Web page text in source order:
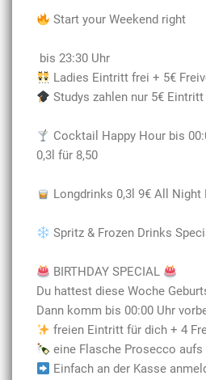
Start your Weekend right
bis 23:30 Uhr
Ladies Eintritt frei + 5€
Studys zahlen nur 5€ Eintritt
Cocktail Happy Hour bis
0,3l für 8,50
Longdrinks 0,3l 9€ All Night
Spritz & Frozen Drinks
BIRTHDAY SPECIAL
Du hattest diese Woche
Dann komm bis 00:00 Uhr
freien Eintritt für dich + 4
eine Flasche Prosecco aufs
Einfach an der Kasse